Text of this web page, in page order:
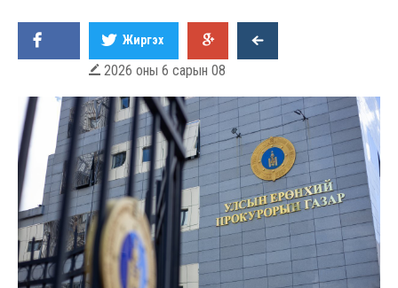
Жиргэх
 2026 оны 6 сарын 08